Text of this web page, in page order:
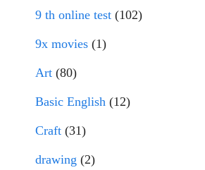
9 th online test (102)
9x movies (1)
Art (80)
Basic English (12)
Craft (31)
drawing (2)